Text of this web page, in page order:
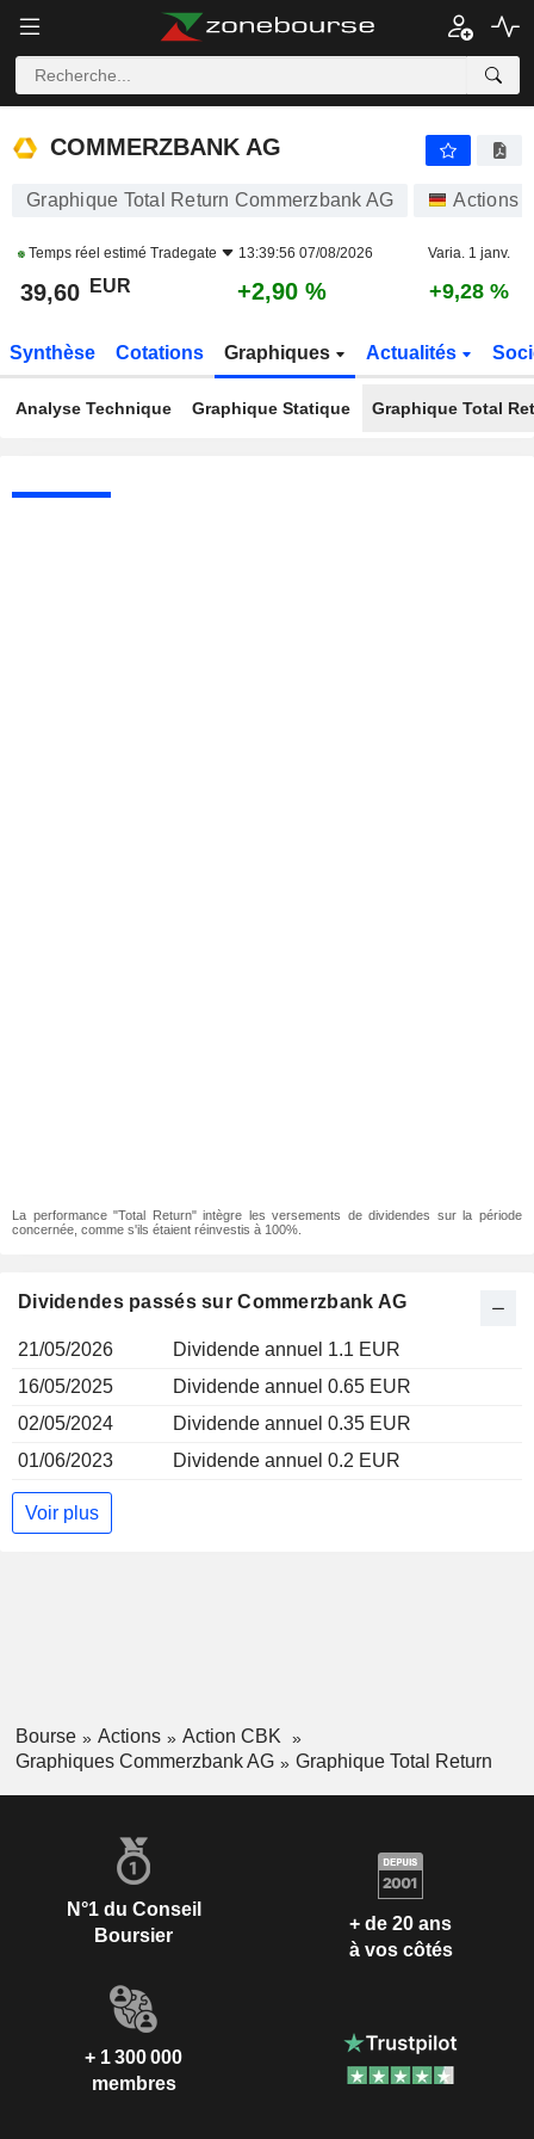
COMMERZBANK AG
COMMERZBANK AG
Graphique Total Return Commerzbank AG Actions
Temps réel estimé Tradegate 13:39:56 07/08/2026 Varia. 1 janv.
39,60 EUR +2,90 % +9,28 %
Synthèse Cotations Graphiques Actualités
Analyse Technique Graphique Statique Graphique Total
La performance "Total Return" intègre les versements de dividendes sur la période
concernée, comme s'ils étaient réinvestis à 100%.
Dividendes passés sur Commerzbank AG
21/05/2026
Dividende annuel 1.1 EUR
16/05/2025
Dividende annuel 0.65 EUR
02/05/2024
Dividende annuel 0.35 EUR
01/06/2023
Dividende annuel 0.2 EUR
Voir plus
Bourse Actions
Action CBK
Graphiques Commerzbank AG
Graphique Total Return
N°1 du Conseil
Boursier
+ de 20 ans
à vos côtés
+ 1 300 000
membres